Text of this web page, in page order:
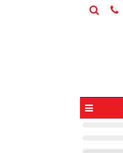


وزارة التعليم: عدد ساعات
